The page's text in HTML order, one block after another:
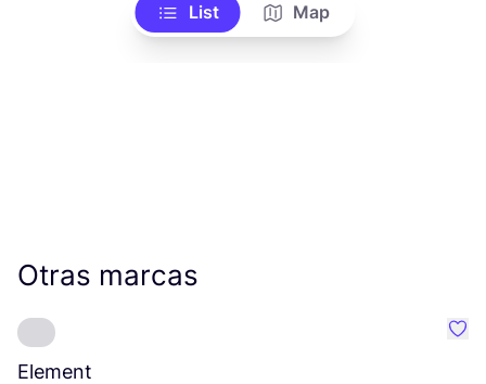
List Map
Otras marcas
Element